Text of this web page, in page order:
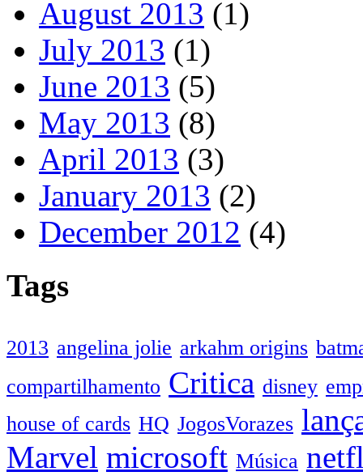
August 2013 (1)
July 2013 (1)
June 2013 (5)
May 2013 (8)
April 2013 (3)
January 2013 (2)
December 2012 (4)
Tags
2013 angelina jolie arkahm origins
compartilhamento Critica disney
house of cards HQ JogosVorazes
Marvel microsoft Música